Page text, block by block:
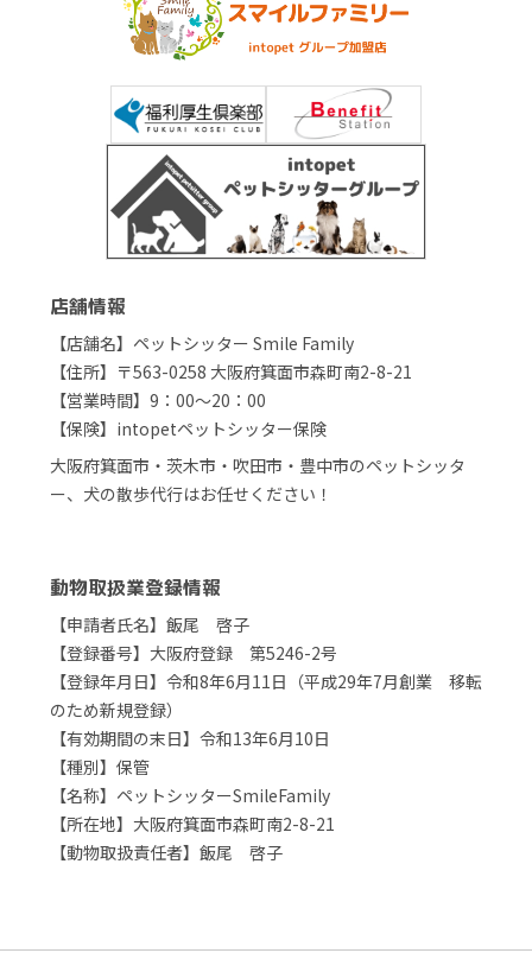
店舗情報
【店舗名】ペットシッター Smile Family
【住所】〒563-0258 大阪府箕面市森町南2-8-21
【営業時間】9：00～20：00
【保険】intopetペットシッター保険
大阪府箕面市・茨木市・吹田市・豊中市のペットシッタ
ー、犬の散歩代行はお任せください！
動物取扱業登録情報
【申請者氏名】飯尾 啓子
【登録番号】大阪府登録 第5246-2号
【登録年月日】令和8年6月11日（平成29年7月創業 移転
のため新規登録）
【有効期間の末日】令和13年6月10日
【種別】保管
【名称】ペットシッターSmileFamily
【所在地】大阪府箕面市森町南2-8-21
【動物取扱責任者】飯尾 啓子